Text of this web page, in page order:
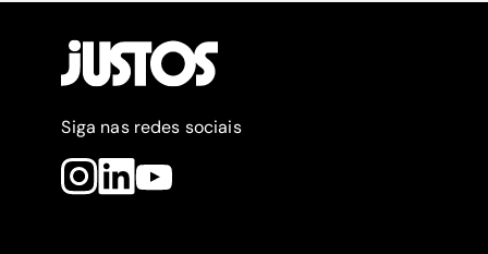
Siga nas redes sociais